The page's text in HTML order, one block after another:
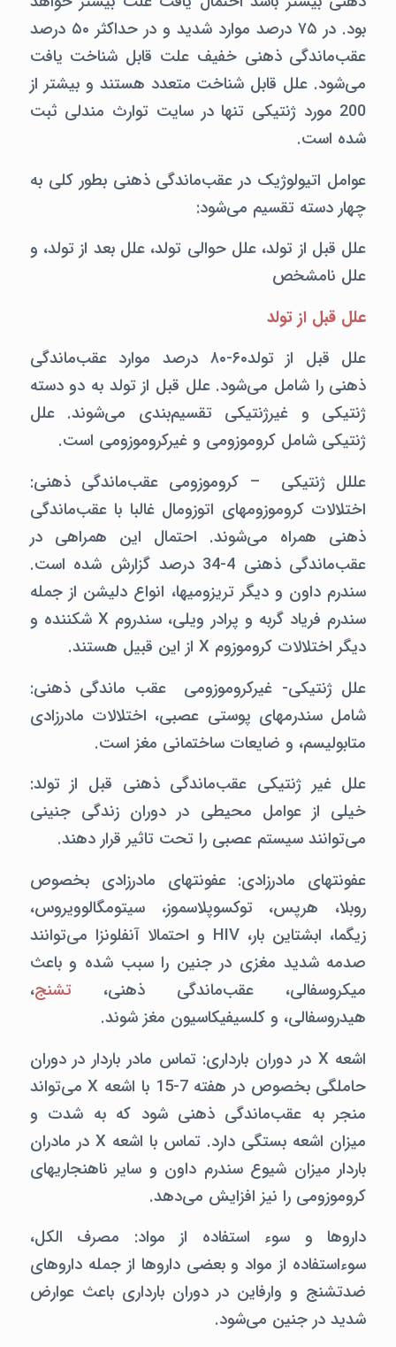
بود. در ۷۵ درصد موارد شدید و در حداکثر ۵۰ درصد
عقب‌ماندگی ذهنی خفیف علت قابل شناخت یافت
می‌شود. علل قابل شناخت متعدد هستند و بیشتر از
200 مورد ژنتیکی تنها در سایت توارث مندلی ثبت
شده است.
عوامل اتیولوژیک در عقب‌ماندگی ذهنی بطور کلی به
چهار دسته تقسیم می‌شود:
علل قبل از تولد، علل حوالی تولد، علل بعد از تولد، و
علل نامشخص
علل قبل از تولد
علل قبل از تولد۶۰-۸۰ درصد موارد عقب‌ماندگی
ذهنی را شامل می‌شود. علل قبل از تولد به دو دسته
ژنتیکی و غیرژنتیکی تقسیم‌بندی می‌شوند. علل
ژنتیکی شامل کروموزومی و غیرکروموزومی است.
عللل ژنتیکی – کروموزومی عقب‌ماندگی ذهنی:‌
اختلالات کروموزومهای اتوزومال غالبا با عقب‌ماندگی
ذهنی همراه می‌شوند. احتمال این همراهی در
عقب‌ماندگی ذهنی 4-34 درصد گزارش شده است.
سندرم داون و دیگر تریزومیها،‌ انواع دلیشن از جمله
سندرم فریاد گربه و پرادر ویلی، سندروم X شکننده و
دیگر اختلالات کروموزوم X از این قبیل هستند.
علل ژنتیکی- غیرکروموزومی عقب ماندگی ذهنی:
شامل سندرمهای پوستی عصبی،‌ اختلالات مادرزادی
متابولیسم، و ضایعات ساختمانی مغز است.
علل غیر ژنتیکی عقب‌ماندگی ذهنی قبل از تولد:‌
خیلی از عوامل محیطی در دوران زندگی جنینی
می‌توانند سیستم عصبی را تحت تاثیر قرار دهند.
عفونتهای مادرزادی: عفونتهای مادرزادی بخصوص
روبلا، هرپس، توکسوپلاسموز، سیتومگالوویروس،
زیگما، ابشتاین بار، HIV و احتمالا آنفلونزا می‌توانند
صدمه شدید مغزی در جنین را سبب شده و باعث
میکروسفالی،‌ عقب‌ماندگی ذهنی،تشنج،
هیدروسفالی،‌ و کلسیفیکاسیون مغز شوند.
اشعه X در دوران بارداری:‌ تماس مادر باردار در دوران
حاملگی بخصوص در هفته 7-15 با اشعه X می‌تواند
منجر به عقب‌ماندگی ذهنی شود که به شدت و
میزان اشعه بستگی دارد. تماس با اشعه X در مادران
باردار میزان شیوع سندرم داون و سایر ناهنجاریهای
کروموزومی را نیز افزایش می‌دهد.
داروها و سوء استفاده از مواد: مصرف الکل،
سوءاستفاده از مواد و بعضی داروها از جمله داروهای
ضدتشنج و وارفاین در دوران بارداری باعث عوارض
شدید در جنین می‌شود.